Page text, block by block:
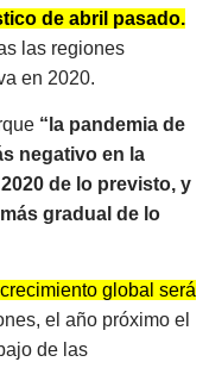
de abril pasado.
las regiones
en 2020.
“la pandemia de
negativo en la
de lo previsto, y
gradual de lo
global será
el año próximo el
de las